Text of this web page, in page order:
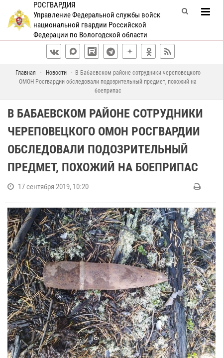
РОСГВАРДИЯ
Управление Федеральной службы войск
национальной гвардии Российской
Федерации по Вологодской области
Главная Новости
В Бабаевском районе сотрудники череповецкого
ОМОН Росгвардии обследовали подозрительный предмет, похожий на
боеприпас
В БАБАЕВСКОМ РАЙОНЕ СОТРУДНИКИ
ЧЕРЕПОВЕЦКОГО ОМОН РОСГВАРДИИ
ОБСЛЕДОВАЛИ ПОДОЗРИТЕЛЬНЫЙ
ПРЕДМЕТ, ПОХОЖИЙ НА БОЕПРИПАС
17 сентября 2019, 10:20